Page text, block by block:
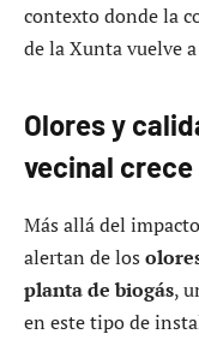
contexto donde la
de la Xunta vuelve
Olores y
vecinal crece
Más allá del
alertan de los
planta de biogás,
en este tipo de